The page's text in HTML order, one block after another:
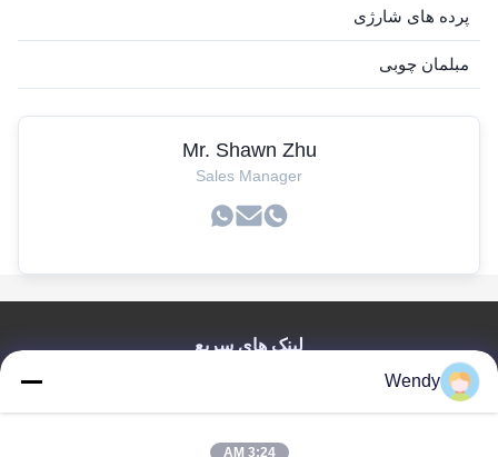
پرده های شارژی
مبلمان چوبی
Mr. Shawn Zhu
Sales Manager
لینک های سریع
محصولات
فیلم های
Wendy
3:24 AM